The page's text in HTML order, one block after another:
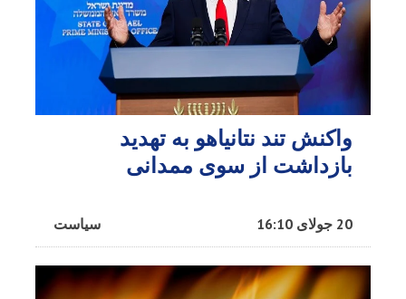
واکنش تند نتانیاهو به تهدید
بازداشت از سوی ممدانی
سیاست 20 جولای 16:10